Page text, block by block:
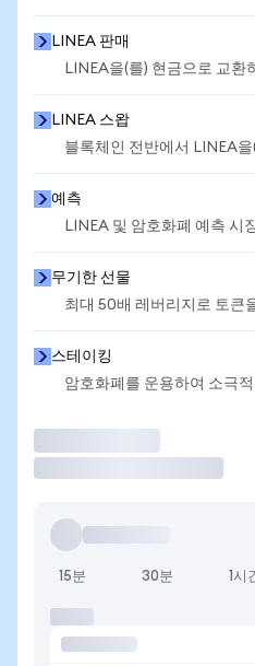
LINEA 판매
LINEA을(를) 현금으로 교환
LINEA 스왑
블록체인 전반에서 LINEA
예측
LINEA 및 암호화폐 예측 시
무기한 선물
최대 50배 레버리지로 토큰
스테이킹
암호화폐를 운용하여 소극
15분 30분 1시